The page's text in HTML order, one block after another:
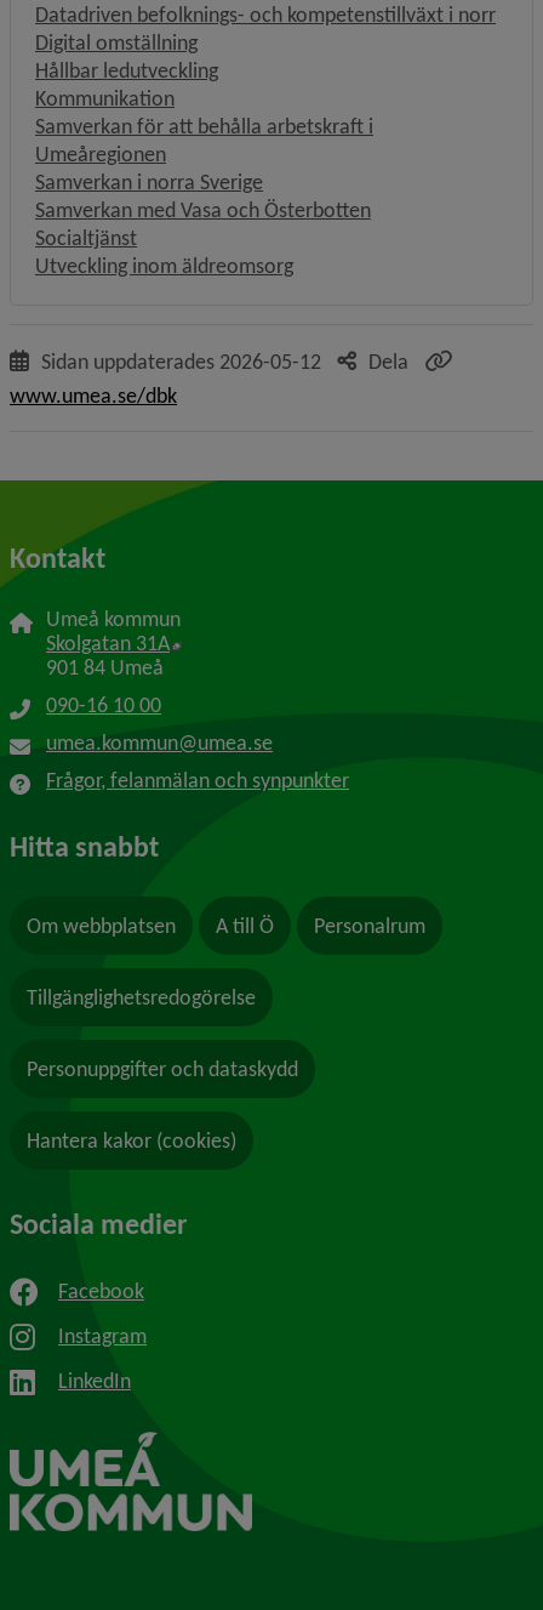
Datadriven befolknings- och kompetenstillväxt i norr
Digital omställning
Hållbar ledutveckling
Kommunikation
Samverkan för att behålla arbetskraft i
Umeåregionen
Samverkan i norra Sverige
Samverkan med Vasa och Österbotten
Socialtjänst
Utveckling inom äldreomsorg
Sidan uppdaterades 2026-05-12
Dela
www.umea.se/dbk
Kontakt
Umeå kommun
Skolgatan 31A Länk till annan webbplats, öppnas i nytt
901 84 Umeå
090-16 10 00
umea.kommun@umea.se
Frågor, felanmälan och synpunkter
Hitta snabbt
Om webbplatsen A till Ö Personalrum
Tillgänglighetsredogörelse
Personuppgifter och dataskydd
Hantera kakor (cookies)
Sociala medier
Facebook
Instagram
LinkedIn